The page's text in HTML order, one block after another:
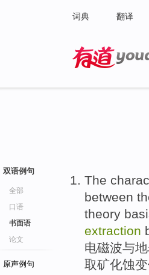
词典 翻译
双语例句
全部
口语
书面语
论文
原声例句
The
between
theory
extraction
电磁波与
取矿化蚀变